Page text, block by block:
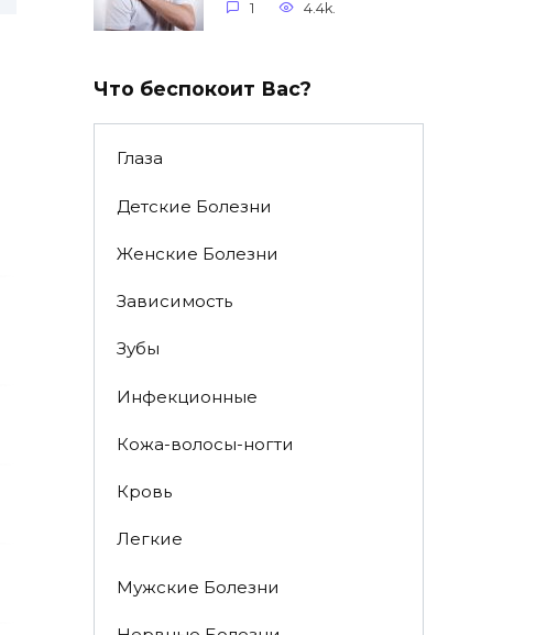
1 4.4k.
Что беспокоит Вас?
Глаза
Детские Болезни
Женские Болезни
Зависимость
Зубы
Инфекционные
Кожа-волосы-ногти
Кровь
Легкие
Мужские Болезни